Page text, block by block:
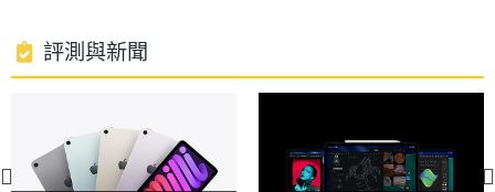
USB 3 傳輸速度
Apple iPad mini (2024) Wi-Fi 512GB 搭載與 iPhone
神經網路引擎，CPU 效能有感提升 30%、繪圖處理效
能提升高達 25%，具備光線追蹤技術；具備 Wi-Fi
處理器
核心數
6
存空間
512 GB
評測與新聞